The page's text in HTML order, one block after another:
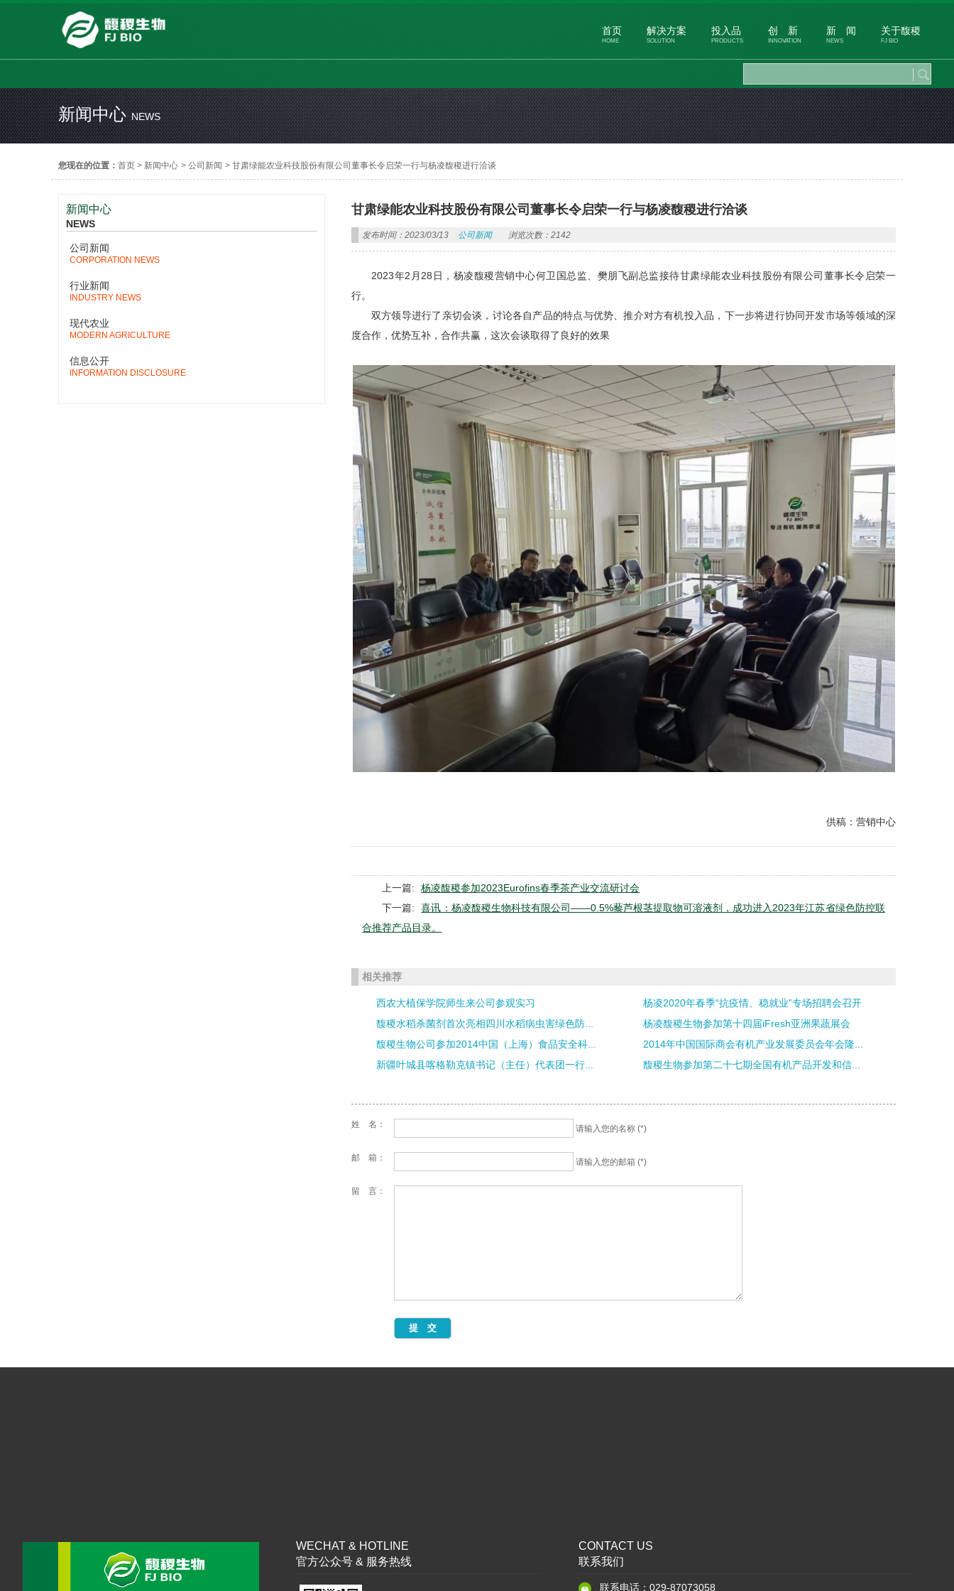
首页
HOME
解决方案
SOLUTION
投入品
PRODUCTS
创 新
INNOVATION
新 闻
NEWS
关于馥稷
FJ BIO
新闻中心NEWS
您现在的位置： 首页 > 新闻中心 > 公司新闻 > 甘肃绿能农业科技股份有限公司董事长令启荣一行与杨凌馥稷进行洽谈
新闻中心
NEWS
公司新闻
CORPORATION NEWS
行业新闻
INDUSTRY NEWS
现代农业
MODERN AGRICULTURE
信息公开
INFORMATION DISCLOSURE
甘肃绿能农业科技股份有限公司董事长令启荣一行与杨凌馥稷进行洽谈
发布时间：2023/03/13 公司新闻 浏览次数：2142
2023年2月28日，杨凌馥稷营销中心何卫国总监、樊朋飞副总监接待甘肃绿能农业科技股份有限公司董事长令启荣一
行。
双方领导进行了亲切会谈，讨论各自产品的特点与优势、推介对方有机投入品，下一步将进行协同开发市场等领域的深
度合作，优势互补，合作共赢，这次会谈取得了良好的效果
供稿：营销中心
上一篇:
杨凌馥稷参加2023Eurofins春季茶产业交流研讨会
下一篇:
喜讯：杨凌馥稷生物科技有限公司——0.5%藜芦根茎提取物可溶液剂，成功进入2023年江苏省绿色防控联
合推荐产品目录。
相关推荐
西农大植保学院师生来公司参观实习
杨凌2020年春季“抗疫情、稳就业”专场招聘会召开
馥稷水稻杀菌剂首次亮相四川水稻病虫害绿色防...
杨凌馥稷生物参加第十四届iFresh亚洲果蔬展会
馥稷生物公司参加2014中国（上海）食品安全科...
2014年中国国际商会有机产业发展委员会年会隆...
新疆叶城县喀格勒克镇书记（主任）代表团一行...
馥稷生物参加第二十七期全国有机产品开发和信...
姓 名： 请输入您的名称 (*)
邮 箱： 请输入您的邮箱 (*)
留 言：
WECHAT & HOTLINE
官方公众号 & 服务热线
CONTACT US
联系我们
联系电话：029-87073058